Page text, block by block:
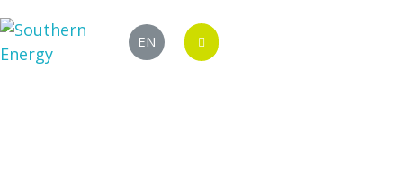
EN
PAE presentó al
RIGI el proyecto